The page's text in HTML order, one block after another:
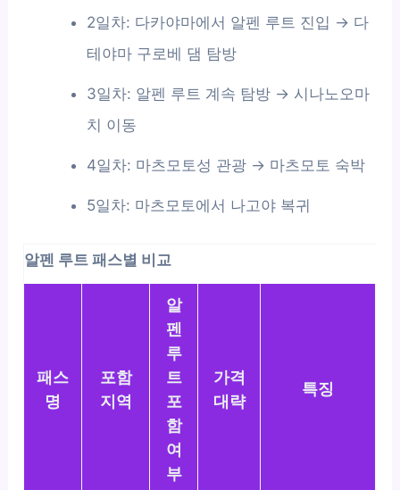
2일차: 다카야마에서 알펜 루트 진입 → 다
테야마 구로베 댐 탐방
3일차: 알펜 루트 계속 탐방 → 시나노오마
치 이동
4일차: 마츠모토성 관광 → 마츠모토 숙박
5일차: 마츠모토에서 나고야 복귀
알펜 루트 패스별 비교
패스
명
포함
지역
알
펜
루
트
포
함
여
부
가격
대략
특징